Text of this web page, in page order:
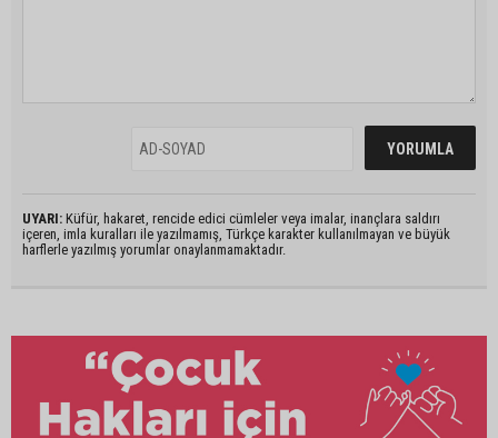
UYARI: Küfür, hakaret, rencide edici cümleler veya imalar, inançlara saldırı
içeren, imla kuralları ile yazılmamış, Türkçe karakter kullanılmayan ve büyük
harflerle yazılmış yorumlar onaylanmamaktadır.